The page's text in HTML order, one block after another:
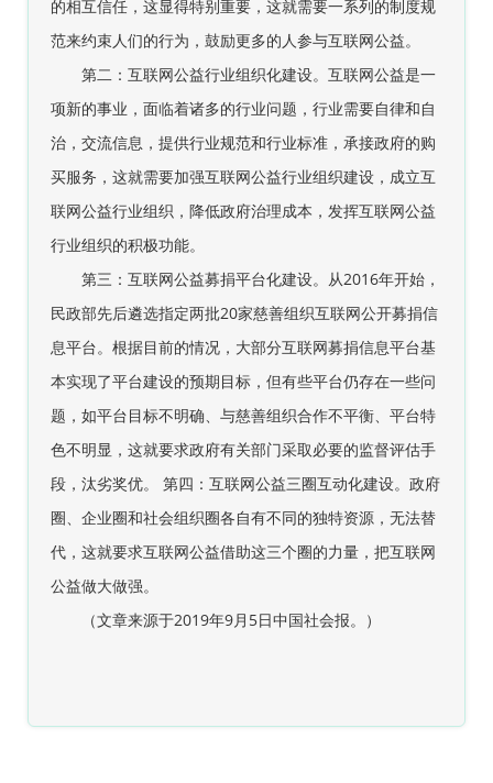
的相互信任，这显得特别重要，这就需要一系列的制度规
范来约束人们的行为，鼓励更多的人参与互联网公益。
第二：互联网公益行业组织化建设。互联网公益是一
项新的事业，面临着诸多的行业问题，行业需要自律和自
治，交流信息，提供行业规范和行业标准，承接政府的购
买服务，这就需要加强互联网公益行业组织建设，成立互
联网公益行业组织，降低政府治理成本，发挥互联网公益
行业组织的积极功能。
第三：互联网公益募捐平台化建设。从2016年开始，
民政部先后遴选指定两批20家慈善组织互联网公开募捐信
息平台。根据目前的情况，大部分互联网募捐信息平台基
本实现了平台建设的预期目标，但有些平台仍存在一些问
题，如平台目标不明确、与慈善组织合作不平衡、平台特
色不明显，这就要求政府有关部门采取必要的监督评估手
段，汰劣奖优。 第四：互联网公益三圈互动化建设。政府
圈、企业圈和社会组织圈各自有不同的独特资源，无法替
代，这就要求互联网公益借助这三个圈的力量，把互联网
公益做大做强。
（文章来源于2019年9月5日中国社会报。）